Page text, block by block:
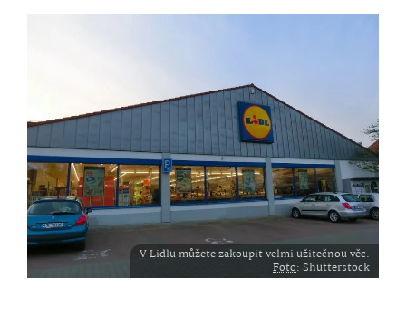
V Lidlu můžete zakoupit velmi užitečnou věc.
Foto: Shutterstock